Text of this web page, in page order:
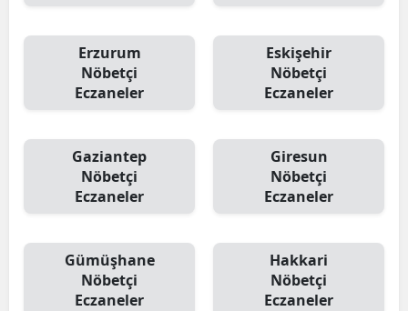
Erzurum
Nöbetçi
Eczaneler
Eskişehir
Nöbetçi
Eczaneler
Gaziantep
Nöbetçi
Eczaneler
Giresun
Nöbetçi
Eczaneler
Gümüşhane
Nöbetçi
Eczaneler
Hakkari
Nöbetçi
Eczaneler